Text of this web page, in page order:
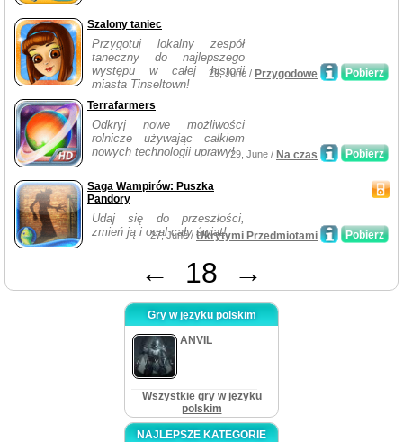
Szalony taniec
Przygotuj lokalny zespół
taneczny do najlepszego
występu w całej historii
miasta Tinseltown!
Pobierz
29, June / Przygodowe
Terrafarmers
Odkryj nowe możliwości
rolnicze używając całkiem
nowych technologii uprawy!
Pobierz
29, June / Na czas
Saga Wampirów: Puszka
Pandory
Udaj się do przeszłości,
zmień ją i ocal cały świat!
Pobierz
27, June / Ukrytymi Przedmiotami
← 18 →
Gry w języku polskim
ANVIL
Wszystkie gry w języku
polskim
NAJLEPSZE KATEGORIE